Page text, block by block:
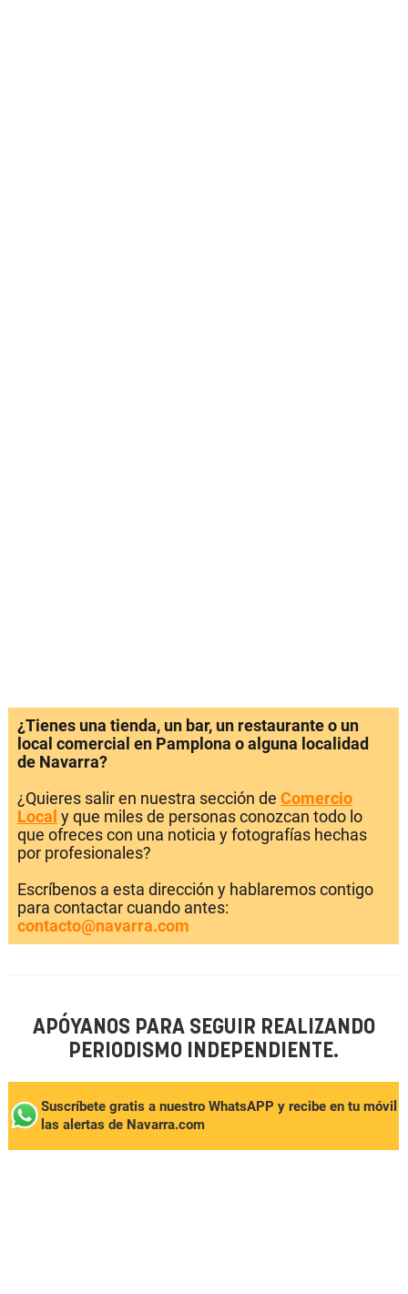
¿Tienes una tienda, un bar, un restaurante o un
local comercial en Pamplona o alguna localidad
de Navarra?
¿Quieres salir en nuestra sección de Comercio
Local y que miles de personas conozcan todo lo
que ofreces con una noticia y fotografías hechas
por profesionales?
Escríbenos a esta dirección y hablaremos contigo
para contactar cuando antes:
contacto@navarra.com
APÓYANOS PARA SEGUIR REALIZANDO
PERIODISMO INDEPENDIENTE.
Suscríbete gratis a nuestro WhatsAPP y recibe en tu móvil
las alertas de Navarra.com